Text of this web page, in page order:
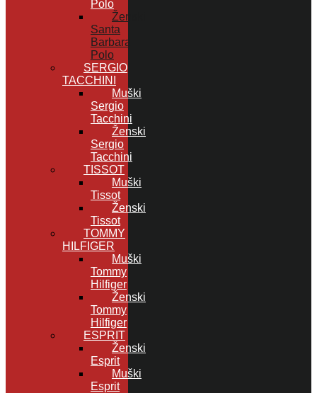
Polo
Ženski
Santa
Barbara
Polo
SERGIO
TACCHINI
Muški
Sergio
Tacchini
Ženski
Sergio
Tacchini
TISSOT
Muški
Tissot
Ženski
Tissot
TOMMY
HILFIGER
Muški
Tommy
Hilfiger
Ženski
Tommy
Hilfiger
ESPRIT
Ženski
Esprit
Muški
Esprit